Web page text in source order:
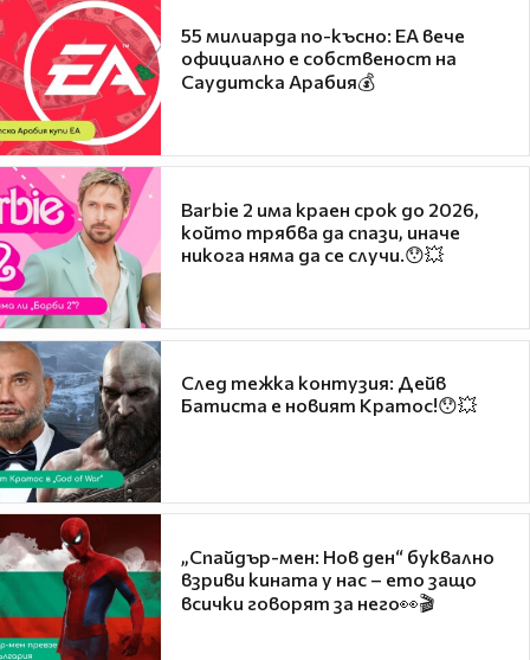
55 милиарда по-късно: EA вече
официално е собственост на
Саудитска Арабия💰
Barbie 2 има краен срок до 2026,
който трябва да спази, иначе
никога няма да се случи.😯💥
След тежка контузия: Дейв
Батиста е новият Кратос!😯💥
„Спайдър-мен: Нов ден“ буквално
взриви кината у нас – ето защо
всички говорят за него👀🎬